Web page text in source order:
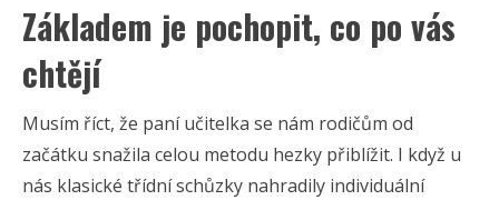
Základem je pochopit, co po vás
chtějí
Musím říct, že paní učitelka se nám rodičům od
začátku snažila celou metodu hezky přiblížit. I když u
nás klasické třídní schůzky nahradily individuální